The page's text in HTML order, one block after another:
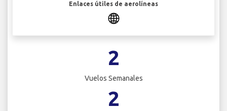
Enlaces útiles de aerolíneas
2
Vuelos Semanales
2